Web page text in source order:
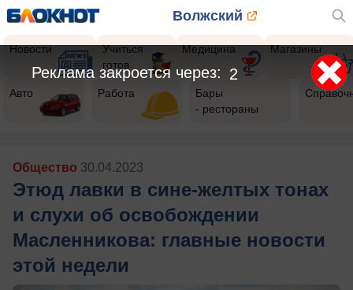
Волжский
Новости
Учиться
готов
Медицина Магазины
Авто Работа
Бары
- рестораны
Общество 30.04.2023
Этюд лавки в сине-желтых тонах
и слухи об освобождении
Масленникова: главные новости
этой недели